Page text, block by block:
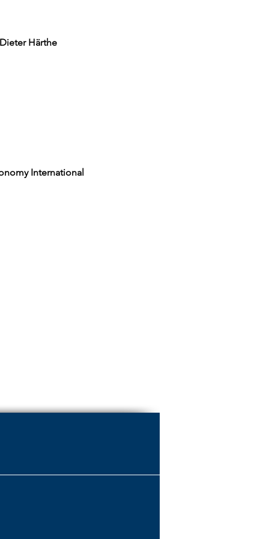
Härthe
International